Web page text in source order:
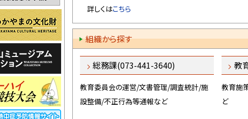
6月9日 「超小型模擬人工衛星（缶サット）
6月8日 令和8年度高等学校における中学
5月25日 和歌山県修学奨励金貸与制度
5月13日 近代美術館・博物館の活用促進事
4月30日
【登録博物館】和歌山県立紀伊風
ました
4月10日 「教師力アップのためのサポート事業
詳しくはこちら
組織から探す
総務課(073-441-3640)
教育委員会の運営/文書管理/調査統計/施
設整備/不正行為等通報など
教
教育施
ど